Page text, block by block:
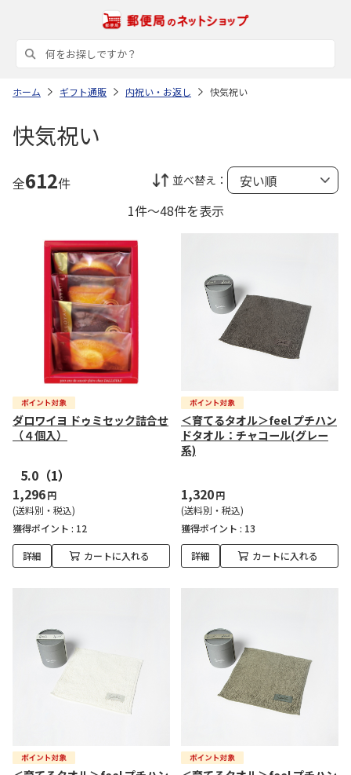
ホーム ギフト通販 内祝い・お返し 快気祝い
快気祝い
全612件 並べ替え：
1件～48件を表示
ダロワイヨ ドゥミセック詰合せ
（４個入）
5.0 （1）
1,296円
(送料別・税込)
獲得ポイント : 12
詳細 カートに入れる
＜育てるタオル＞feel プチハン
ドタオル：チャコール(グレー
系)
1,320円
(送料別・税込)
獲得ポイント : 13
詳細 カートに入れる